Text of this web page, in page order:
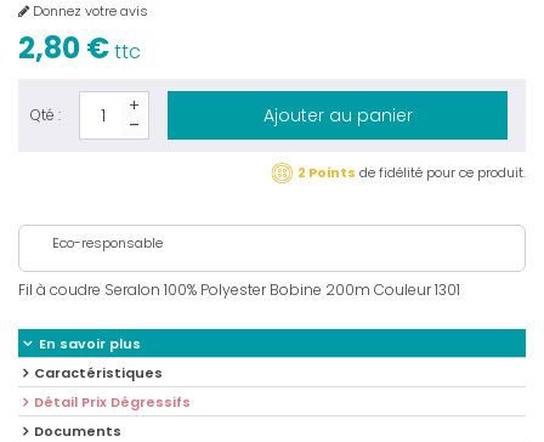
Donnez votre avis
2,80 €ttc
Qté : Ajouter au panier
2 Points de fidélité pour ce produit.
Eco-responsable
Fil à coudre Seralon 100% Polyester Bobine 200m Couleur 1301
En savoir plus
Caractéristiques
Détail Prix Dégressifs
Documents